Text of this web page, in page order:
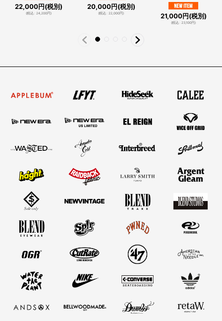
22,000円(税別)
(税込: 24,200円)
20,000円(税別)
(税込: 22,000円) 21,000円(税別)
(税込: 23,100円)